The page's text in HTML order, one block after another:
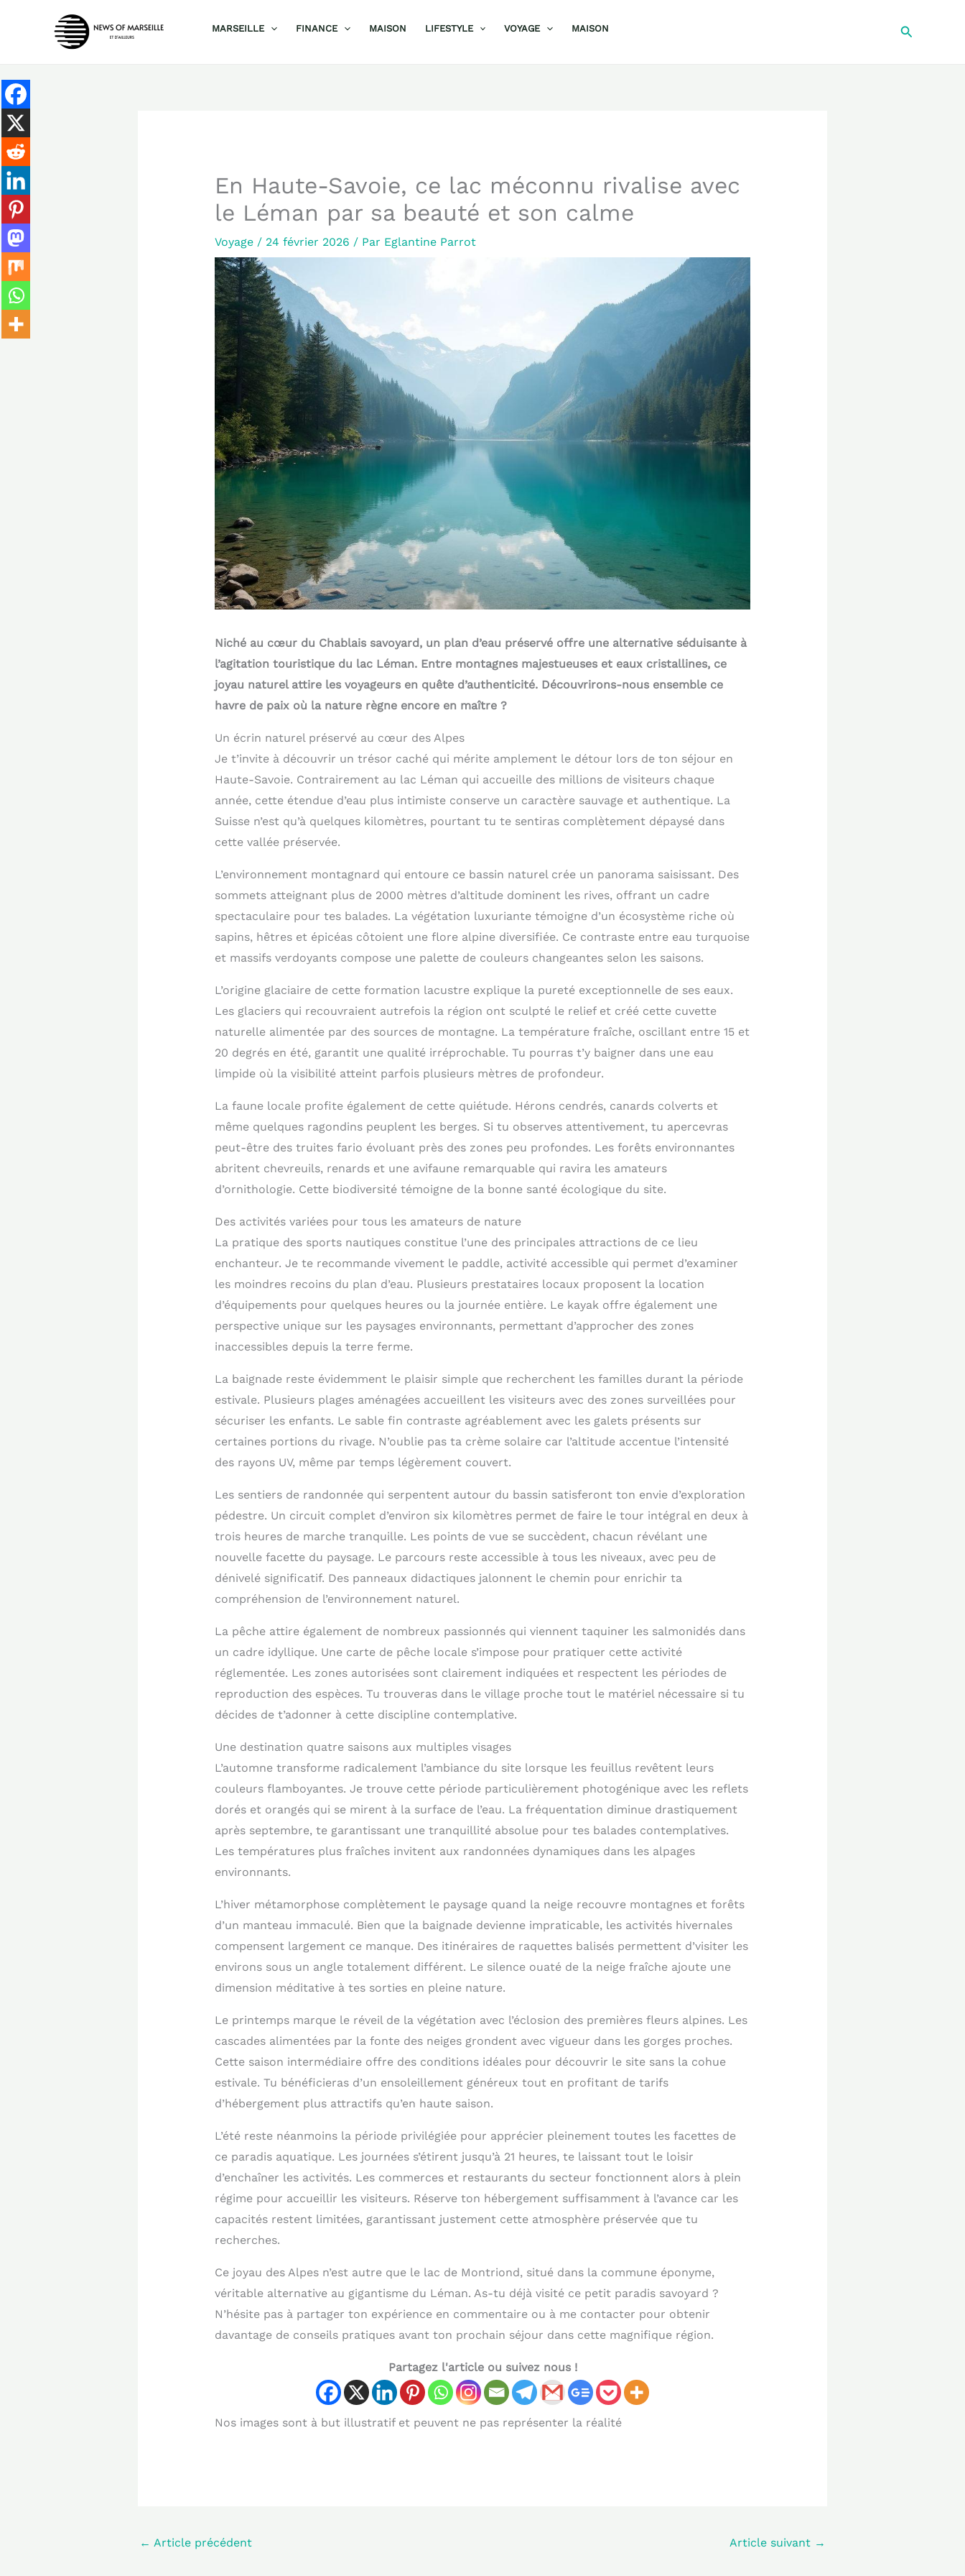
MARSEILLE FINANCE MAISON LIFESTYLE VOYAGE MAISON
En Haute-Savoie, ce lac méconnu rivalise avec
le Léman par sa beauté et son calme
Voyage/ 24 février 2026 / Par Eglantine Parrot
Niché au cœur du Chablais savoyard, un plan d’eau préservé offre une alternative séduisante à
l’agitation touristique du lac Léman. Entre montagnes majestueuses et eaux cristallines, ce
joyau naturel attire les voyageurs en quête d’authenticité. Découvrirons-nous ensemble ce
havre de paix où la nature règne encore en maître ?
Un écrin naturel préservé au cœur des Alpes
Je t’invite à découvrir un trésor caché qui mérite amplement le détour lors de ton séjour en
Haute-Savoie. Contrairement au lac Léman qui accueille des millions de visiteurs chaque
année, cette étendue d’eau plus intimiste conserve un caractère sauvage et authentique. La
Suisse n’est qu’à quelques kilomètres, pourtant tu te sentiras complètement dépaysé dans
cette vallée préservée.
L’environnement montagnard qui entoure ce bassin naturel crée un panorama saisissant. Des
sommets atteignant plus de 2000 mètres d’altitude dominent les rives, offrant un cadre
spectaculaire pour tes balades. La végétation luxuriante témoigne d’un écosystème riche où
sapins, hêtres et épicéas côtoient une flore alpine diversifiée. Ce contraste entre eau turquoise
et massifs verdoyants compose une palette de couleurs changeantes selon les saisons.
L’origine glaciaire de cette formation lacustre explique la pureté exceptionnelle de ses eaux.
Les glaciers qui recouvraient autrefois la région ont sculpté le relief et créé cette cuvette
naturelle alimentée par des sources de montagne. La température fraîche, oscillant entre 15 et
20 degrés en été, garantit une qualité irréprochable. Tu pourras t’y baigner dans une eau
limpide où la visibilité atteint parfois plusieurs mètres de profondeur.
La faune locale profite également de cette quiétude. Hérons cendrés, canards colverts et
même quelques ragondins peuplent les berges. Si tu observes attentivement, tu apercevras
peut-être des truites fario évoluant près des zones peu profondes. Les forêts environnantes
abritent chevreuils, renards et une avifaune remarquable qui ravira les amateurs
d’ornithologie. Cette biodiversité témoigne de la bonne santé écologique du site.
Des activités variées pour tous les amateurs de nature
La pratique des sports nautiques constitue l’une des principales attractions de ce lieu
enchanteur. Je te recommande vivement le paddle, activité accessible qui permet d’examiner
les moindres recoins du plan d’eau. Plusieurs prestataires locaux proposent la location
d’équipements pour quelques heures ou la journée entière. Le kayak offre également une
perspective unique sur les paysages environnants, permettant d’approcher des zones
inaccessibles depuis la terre ferme.
La baignade reste évidemment le plaisir simple que recherchent les familles durant la période
estivale. Plusieurs plages aménagées accueillent les visiteurs avec des zones surveillées pour
sécuriser les enfants. Le sable fin contraste agréablement avec les galets présents sur
certaines portions du rivage. N’oublie pas ta crème solaire car l’altitude accentue l’intensité
des rayons UV, même par temps légèrement couvert.
Les sentiers de randonnée qui serpentent autour du bassin satisferont ton envie d’exploration
pédestre. Un circuit complet d’environ six kilomètres permet de faire le tour intégral en deux à
trois heures de marche tranquille. Les points de vue se succèdent, chacun révélant une
nouvelle facette du paysage. Le parcours reste accessible à tous les niveaux, avec peu de
dénivelé significatif. Des panneaux didactiques jalonnent le chemin pour enrichir ta
compréhension de l’environnement naturel.
La pêche attire également de nombreux passionnés qui viennent taquiner les salmonidés dans
un cadre idyllique. Une carte de pêche locale s’impose pour pratiquer cette activité
réglementée. Les zones autorisées sont clairement indiquées et respectent les périodes de
reproduction des espèces. Tu trouveras dans le village proche tout le matériel nécessaire si tu
décides de t’adonner à cette discipline contemplative.
Une destination quatre saisons aux multiples visages
L’automne transforme radicalement l’ambiance du site lorsque les feuillus revêtent leurs
couleurs flamboyantes. Je trouve cette période particulièrement photogénique avec les reflets
dorés et orangés qui se mirent à la surface de l’eau. La fréquentation diminue drastiquement
après septembre, te garantissant une tranquillité absolue pour tes balades contemplatives.
Les températures plus fraîches invitent aux randonnées dynamiques dans les alpages
environnants.
L’hiver métamorphose complètement le paysage quand la neige recouvre montagnes et forêts
d’un manteau immaculé. Bien que la baignade devienne impraticable, les activités hivernales
compensent largement ce manque. Des itinéraires de raquettes balisés permettent d’visiter les
environs sous un angle totalement différent. Le silence ouaté de la neige fraîche ajoute une
dimension méditative à tes sorties en pleine nature.
Le printemps marque le réveil de la végétation avec l’éclosion des premières fleurs alpines. Les
cascades alimentées par la fonte des neiges grondent avec vigueur dans les gorges proches.
Cette saison intermédiaire offre des conditions idéales pour découvrir le site sans la cohue
estivale. Tu bénéficieras d’un ensoleillement généreux tout en profitant de tarifs
d’hébergement plus attractifs qu’en haute saison.
L’été reste néanmoins la période privilégiée pour apprécier pleinement toutes les facettes de
ce paradis aquatique. Les journées s’étirent jusqu’à 21 heures, te laissant tout le loisir
d’enchaîner les activités. Les commerces et restaurants du secteur fonctionnent alors à plein
régime pour accueillir les visiteurs. Réserve ton hébergement suffisamment à l’avance car les
capacités restent limitées, garantissant justement cette atmosphère préservée que tu
recherches.
Ce joyau des Alpes n’est autre que le lac de Montriond, situé dans la commune éponyme,
véritable alternative au gigantisme du Léman. As-tu déjà visité ce petit paradis savoyard ?
N’hésite pas à partager ton expérience en commentaire ou à me contacter pour obtenir
davantage de conseils pratiques avant ton prochain séjour dans cette magnifique région.
Partagez l'article ou suivez nous !
Nos images sont à but illustratif et peuvent ne pas représenter la réalité
← Article précédent Article suivant →